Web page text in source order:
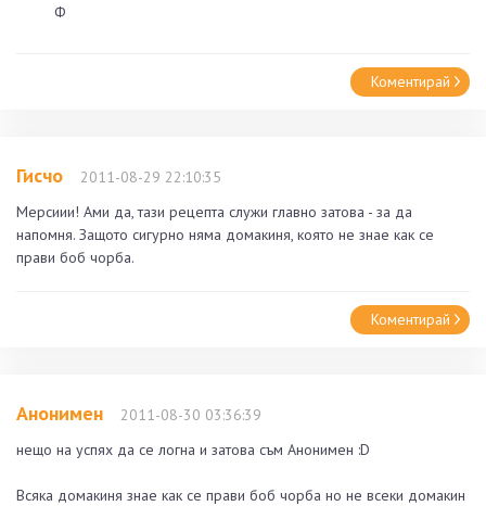
Ф
Коментирай
Гисчо
2011-08-29 22:10:35
Мерсиии! Ами да, тази рецепта служи главно затова - за да
напомня. Защото сигурно няма домакиня, която не знае как се
прави боб чорба.
Коментирай
Анонимен
2011-08-30 03:36:39
нещо на успях да се логна и затова съм Анонимен :D
Всяка домакиня знае как се прави боб чорба но не всеки домакин